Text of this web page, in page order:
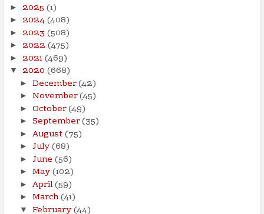
► 2025 (1)
► 2024(408)
► 2023 (508)
► 2022 (475)
► 2021(469)
▼ 2020 (668)
► December(42)
► November(45)
► October(49)
► September(35)
► August(75)
► July(68)
► June (56)
► May(102)
► April(59)
► March(41)
▼ February(44)